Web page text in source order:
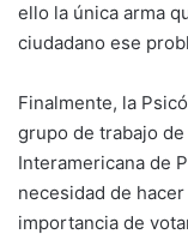
ello la única arma
ciudadano ese
Finalmente, la
grupo de trabajo
Interamericana de
necesidad de
importancia de